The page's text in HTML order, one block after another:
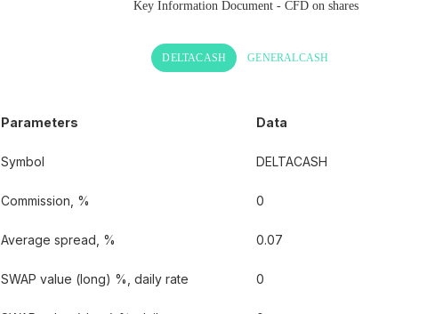
Key Information Document - CFD on shares
DELTACASH GENERALCASH
Data
Symbol DELTACASH
Commission, %
Parameters
0
Average spread, % 0.07
SWAP value (long) %, daily rate 0